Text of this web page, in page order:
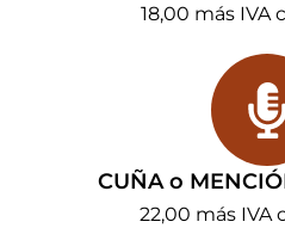
18,00 más IVA
CUÑA o
22,00 más IVA